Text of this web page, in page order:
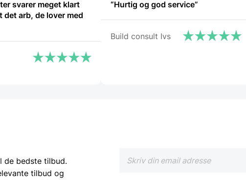
svarer meget klart
det arb, de lover med
“Hurtig og god service”
Build consult Ivs
de bedste tilbud.
tilbud og